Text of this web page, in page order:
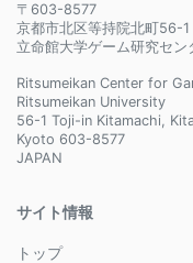
〒603-8577
京都市北区等持院北町56-1
立命館大学ゲーム研究セン
Ritsumeikan Center for
Ritsumeikan University
56-1 Toji-in Kitamachi,
Kyoto 603-8577
JAPAN
サイト情報
トップ